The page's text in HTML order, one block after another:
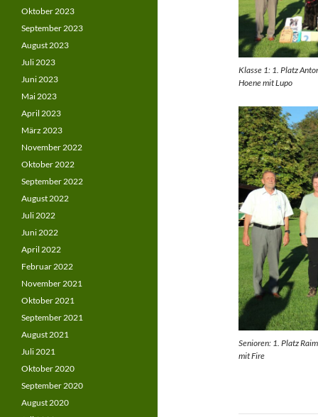
Klasse 1: 1. Platz
Hoene mit Lupo
Senioren: 1. Platz
mit Fire
Oktober 2023
September 2023
August 2023
Juli 2023
Juni 2023
Mai 2023
April 2023
März 2023
November 2022
Oktober 2022
September 2022
August 2022
Juli 2022
Juni 2022
April 2022
Februar 2022
November 2021
Oktober 2021
September 2021
August 2021
Juli 2021
Oktober 2020
September 2020
August 2020